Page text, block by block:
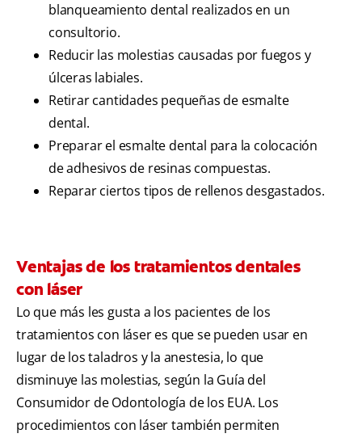
blanqueamiento dental realizados en un
consultorio.
Reducir las molestias causadas por fuegos y
úlceras labiales.
Retirar cantidades pequeñas de esmalte
dental.
Preparar el esmalte dental para la colocación
de adhesivos de resinas compuestas.
Reparar ciertos tipos de rellenos desgastados.
Ventajas de los tratamientos dentales
con láser
Lo que más les gusta a los pacientes de los
tratamientos con láser es que se pueden usar en
lugar de los taladros y la anestesia, lo que
disminuye las molestias, según la Guía del
Consumidor de Odontología de los EUA. Los
procedimientos con láser también permiten